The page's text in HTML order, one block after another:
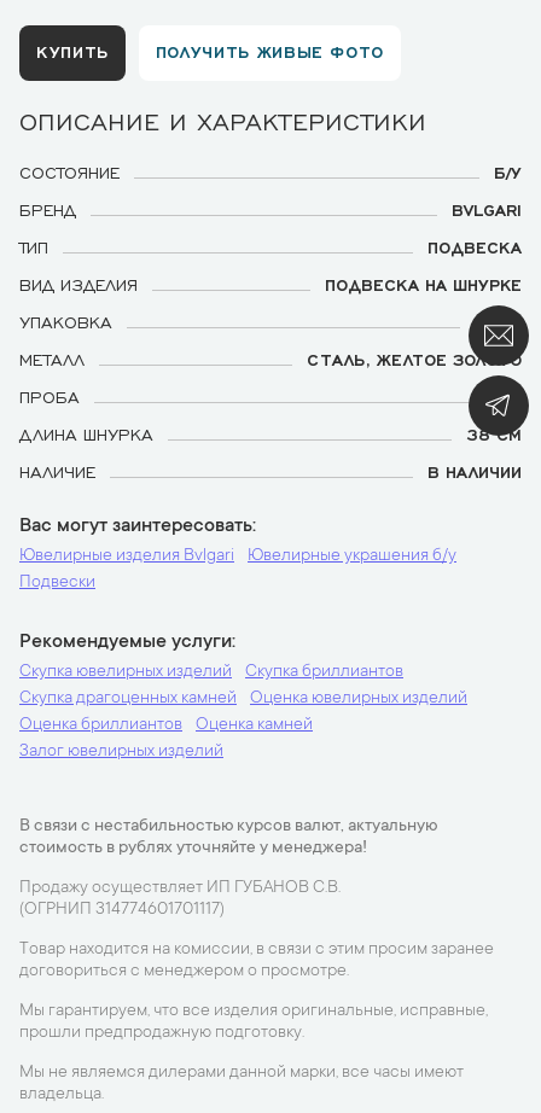
КУПИТЬ ПОЛУЧИТЬ ЖИВЫЕ ФОТО
ОПИСАНИЕ И ХАРАКТЕРИСТИКИ
СОСТОЯНИЕ
Б/У
БРЕНД
BVLGARI
ТИП
ПОДВЕСКА
ВИД ИЗДЕЛИЯ
ПОДВЕСКА НА ШНУРКЕ
УПАКОВКА
ЕСТЬ
МЕТАЛЛ
СТАЛЬ, ЖЕЛТОЕ ЗОЛОТО
ПРОБА
750
ДЛИНА ШНУРКА
38 СМ
НАЛИЧИЕ
В НАЛИЧИИ
Вас могут заинтересовать
Ювелирные изделия Bvlgari
Ювелирные украшения б/у
Подвески
Рекомендуемые услуги
Скупка ювелирных изделий
Скупка бриллиантов
Скупка драгоценных камней
Оценка ювелирных изделий
Оценка бриллиантов
Оценка камней
Залог ювелирных изделий
В связи с нестабильностью курсов валют, актуальную
стоимость в рублях уточняйте у менеджера!
Продажу осуществляет ИП ГУБАНОВ С.В.
(ОГРНИП 314774601701117)
Товар находится на комиссии, в связи с этим просим заранее
договориться с менеджером о просмотре.
Мы гарантируем, что все изделия оригинальные, исправные,
прошли предпродажную подготовку.
Мы не являемся дилерами данной марки, все часы имеют
владельца.